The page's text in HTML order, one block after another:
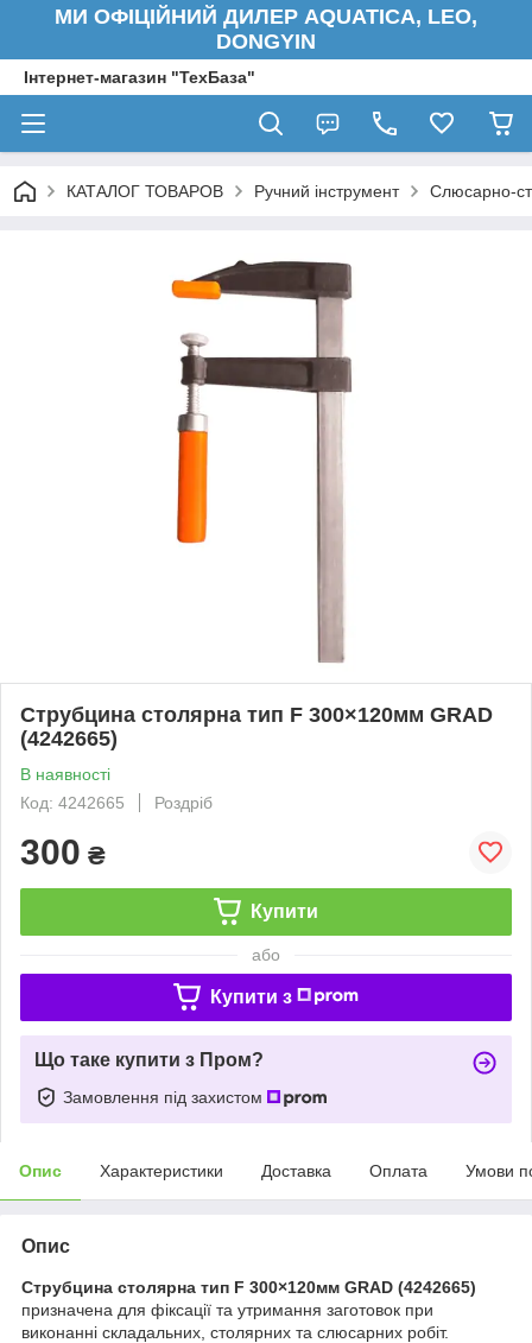
МИ ОФІЦІЙНИЙ ДИЛЕР AQUATICA, LEO,
DONGYIN
Інтернет-магазин "ТехБаза"
КАТАЛОГ ТОВАРОВ Ручний інструмент Слюсарно-
Струбцина столярна тип F 300×120мм GRAD
(4242665)
В наявності
Код: 4242665
Роздріб
300 ₴
Купити
або
Купити з
Що таке купити з Пром?
Замовлення під захистом
Опис Характеристики Доставка Оплата Умови
Опис
Струбцина столярна тип F 300×120мм GRAD (4242665)
призначена для фіксації та утримання заготовок при
виконанні складальних, столярних та слюсарних робіт.